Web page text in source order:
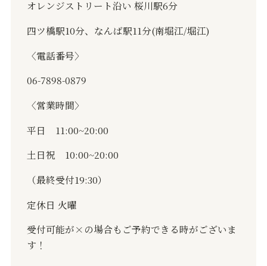
オレンジストリート沿い 桜川駅6分
四ツ橋駅10分、なんば駅11分(南堀江/堀江)
〈電話番号〉
06-7898-0879
〈営業時間〉
平日 11:00~20:00
土日祝 10:00~20:00
（最終受付19:30）
定休日 火曜
受付可能が× の場合もご予約できる時がございま
す！